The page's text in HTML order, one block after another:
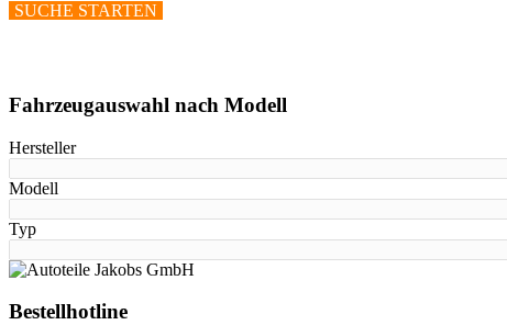
SUCHE STARTEN
Fahrzeugauswahl nach Modell
Hersteller
Modell
Typ
Bestellhotline